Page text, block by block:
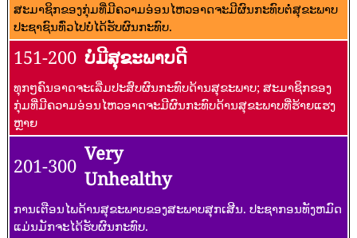
ສະມາຊິກຂອງກຸ່ມທີ່ມີຄວາມອ່ອນໄຫວອາດຈະມີຜົນກະທົບຕໍ່ສຸຂະພາບ
ປະຊາຊົນທົ່ວໄປບໍ່ໄດ້ຮັບຜົນກະທົບ.
151-200 ບໍ່ມີສຸຂະພາບດີ
ທຸກໆຄົນອາດຈະເລີ່ມປະສົບຜົນກະທົບດ້ານສຸຂະພາບ; ສະມາຊິກຂອງ
ກຸ່ມທີ່ມີຄວາມອ່ອນໄຫວອາດຈະມີຜົນກະທົບດ້ານສຸຂະພາບທີ່ຮ້າຍແຮງ
ຫຼາຍ
201-300
Very
Unhealthy
ການເຕືອນໄພດ້ານສຸຂະພາບຂອງສະພາບສຸກເສີນ. ປະຊາກອນທັງຫມົດ
ແມ່ນມັກຈະໄດ້ຮັບຜົນກະທົບ.